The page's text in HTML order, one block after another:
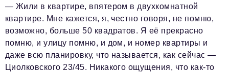
— Жили в квартире, впятером в двухкомнатной
квартире. Мне кажется, я, честно говоря, не помню,
возможно, больше 50 квадратов. Я её прекрасно
помню, и улицу помню, и дом, и номер квартиры и
даже всю планировку, что называется, как сейчас —
Циолковского 23/45. Никакого ощущения, что как-то